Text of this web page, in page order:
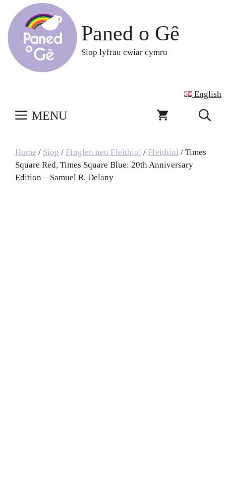
content
Paned o Gê
Siop lyfrau cwiar cymru
English
MENU
Home / Siop / Ffuglen neu Ffeithiol / Ffeithiol / Times
Square Red, Times Square Blue: 20th Anniversary
Edition – Samuel R. Delany